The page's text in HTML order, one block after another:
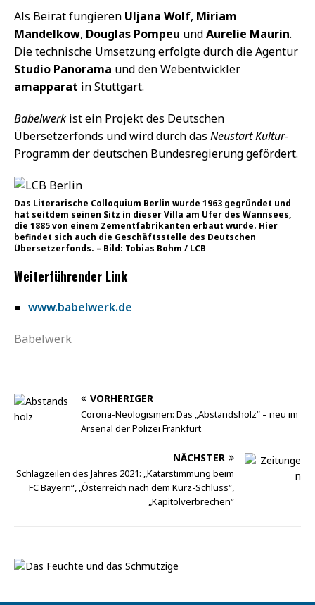
Als Beirat fungieren Uljana Wolf, Miriam
Mandelkow, Douglas Pompeu undAurelie Maurin.
Die technische Umsetzung erfolgte durch die Agentur
Studio Panorama und den Webentwickler
amapparat in Stuttgart.
Babelwerk ist ein Projekt des Deutschen
Übersetzerfonds und wird durch das Neustart Kultur-
Programm der deutschen Bundesregierung gefördert.
Das Literarische Colloquium Berlin wurde 1963 gegründet und
hat seitdem seinen Sitz in dieser Villa am Ufer des Wannsees,
die 1885 von einem Zementfabrikanten erbaut wurde. Hier
befindet sich auch die Geschäftsstelle des Deutschen
Übersetzerfonds. – Bild: Tobias Bohm / LCB
Weiterführender Link
www.babelwerk.de
Babelwerk
VORHERIGER
Corona-Neologismen: Das „Abstandsholz“ – neu im
Arsenal der Polizei Frankfurt
NÄCHSTER
Schlagzeilen des Jahres 2021: „Katarstimmung beim
FC Bayern“, „Österreich nach dem Kurz-Schluss“,
„Kapitolverbrechen“